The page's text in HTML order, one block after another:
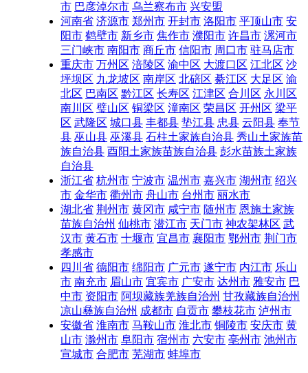
市 巴彦淖尔市 乌兰察布市 兴安盟
河南省 济源市 郑州市 开封市 洛阳市 平顶山市 安
阳市 鹤壁市 新乡市 焦作市 濮阳市 许昌市 漯河市
三门峡市 南阳市 商丘市 信阳市 周口市 驻马店市
重庆市 万州区 涪陵区 渝中区 大渡口区 江北区 沙
坪坝区 九龙坡区 南岸区 北碚区 綦江区 大足区 渝
北区 巴南区 黔江区 长寿区 江津区 合川区 永川区
南川区 璧山区 铜梁区 潼南区 荣昌区 开州区 梁平
区 武隆区 城口县 丰都县 垫江县 忠县 云阳县 奉节
县 巫山县 巫溪县 石柱土家族自治县 秀山土家族苗
族自治县 酉阳土家族苗族自治县 彭水苗族土家族
自治县
浙江省 杭州市 宁波市 温州市 嘉兴市 湖州市 绍兴
市 金华市 衢州市 舟山市 台州市 丽水市
湖北省 荆州市 黄冈市 咸宁市 随州市 恩施土家族
苗族自治州 仙桃市 潜江市 天门市 神农架林区 武
汉市 黄石市 十堰市 宜昌市 襄阳市 鄂州市 荆门市
孝感市
四川省 德阳市 绵阳市 广元市 遂宁市 内江市 乐山
市 南充市 眉山市 宜宾市 广安市 达州市 雅安市 巴
中市 资阳市 阿坝藏族羌族自治州 甘孜藏族自治州
凉山彝族自治州 成都市 自贡市 攀枝花市 泸州市
安徽省 淮南市 马鞍山市 淮北市 铜陵市 安庆市 黄
山市 滁州市 阜阳市 宿州市 六安市 亳州市 池州市
宣城市 合肥市 芜湖市 蚌埠市